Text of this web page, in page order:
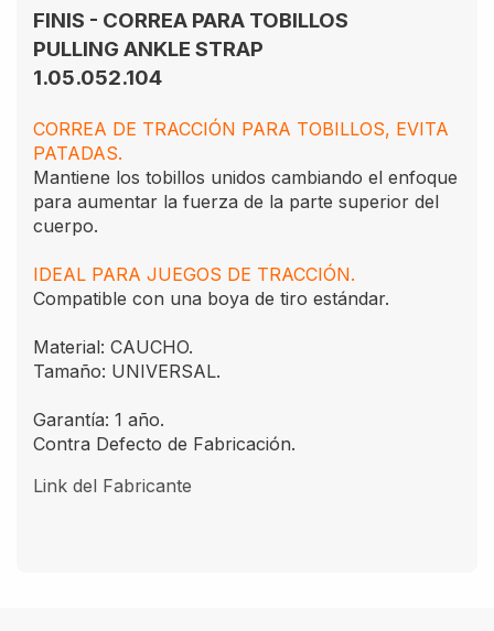
FINIS - CORREA PARA TOBILLOS
PULLING ANKLE STRAP
1.05.052.104
CORREA DE TRACCIÓN PARA TOBILLOS, EVITA
PATADAS.
Mantiene los tobillos unidos cambiando el enfoque
para aumentar la fuerza de la parte superior del
cuerpo.
IDEAL PARA JUEGOS DE TRACCIÓN.
Compatible con una boya de tiro estándar.
Material: CAUCHO.
Tamaño: UNIVERSAL.
Garantía: 1 año.
Contra Defecto de Fabricación.
Link del Fabricante